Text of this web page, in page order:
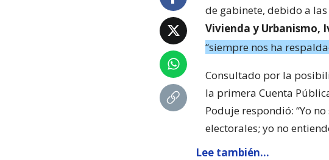
de gabinete, debido a
Vivienda y Urbanismo,
“siempre nos ha
Consultado por la
la primera Cuenta
Poduje respondió: “Yo
electorales; yo no
Lee también...